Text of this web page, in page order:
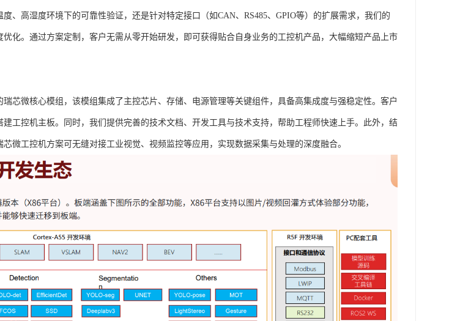
、高湿度环境下的可靠性验证，还是针对特定接口（如CAN、RS485、GPIO等）的扩展需求，我们的
化。通过方案定制，客户无需从零开始研发，即可获得贴合自身业务的工控机产品，大幅缩短产品上市
芯微核心模组，该模组集成了主控芯片、存储、电源管理等关键组件，具备高集成度与强稳定性。客户
工控机主板。同时，我们提供完善的技术文档、开发工具与技术支持，帮助工程师快速上手。此外，结
微工控机方案可无缝对接工业视觉、视频监控等应用，实现数据采集与处理的深度融合。